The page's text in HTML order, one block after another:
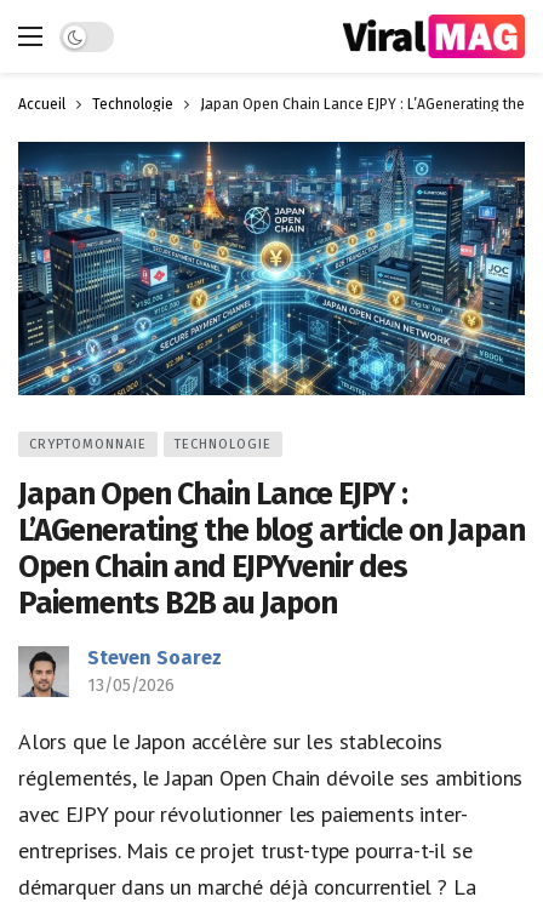
Dark mode
Accueil Technologie Japan Open Chain Lance EJPY : L’AGenerating the
CRYPTOMONNAIE TECHNOLOGIE
Japan Open Chain Lance EJPY :
L’AGenerating the blog article on Japan
Open Chain and EJPYvenir des
Paiements B2B au Japon
Steven Soarez
13/05/2026
Alors que le Japon accélère sur les stablecoins
réglementés, le Japan Open Chain dévoile ses ambitions
avec EJPY pour révolutionner les paiements inter-
entreprises. Mais ce projet trust-type pourra-t-il se
démarquer dans un marché déjà concurrentiel ? La